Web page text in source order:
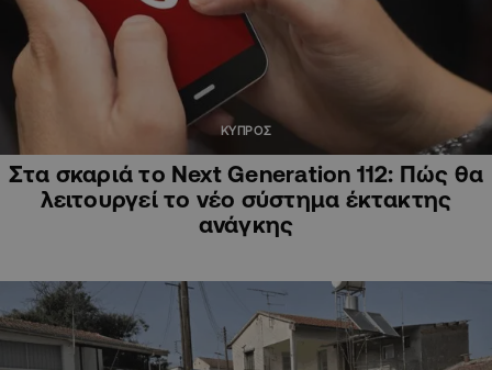
ΚΥΠΡΟΣ
Στα σκαριά το Next Generation 112: Πώς θα
λειτουργεί το νέο σύστημα έκτακτης
ανάγκης